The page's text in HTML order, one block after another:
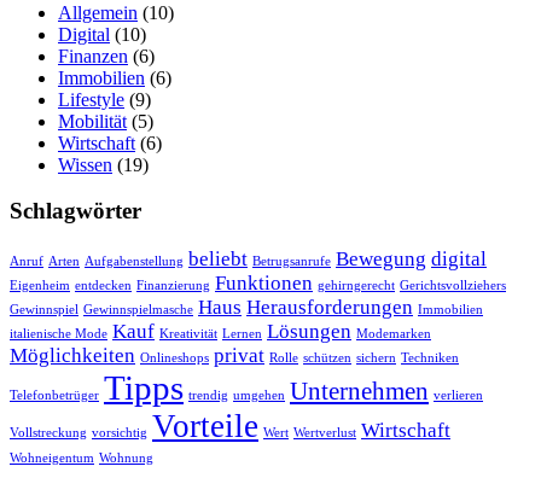
Allgemein (10)
Digital (10)
Finanzen (6)
Immobilien (6)
Lifestyle (9)
Mobilität (5)
Wirtschaft (6)
Wissen (19)
Schlagwörter
Anruf Arten Aufgabenstellung beliebt Betrugsanrufe Bewegung digital
Eigenheim entdecken Finanzierung Funktionen gehirngerecht Gerichtsvollziehers
Gewinnspiel Gewinnspielmasche Haus Herausforderungen Immobilien
italienische Mode Kauf Kreativität Lernen Lösungen Modemarken
Möglichkeiten Onlineshops privat Rolle schützen sichern Techniken
Telefonbetrüger Tipps trendig umgehen Unternehmen verlieren
Vollstreckung vorsichtig Vorteile Wert Wertverlust Wirtschaft
Wohneigentum Wohnung